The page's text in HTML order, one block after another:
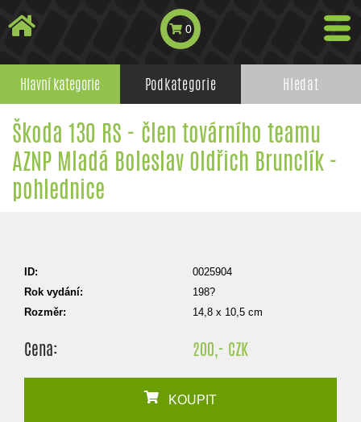
0
Hlavní kategorie Podkategorie Hledat
Škoda 130 RS - člen továrního teamu
AZNP Mladá Boleslav Oldřich Brunclík -
pohlednice
ID:
0025904
Rok vydání:
198?
Rozměr:
14,8 x 10,5 cm
Cena: 200,- CZK
KOUPIT